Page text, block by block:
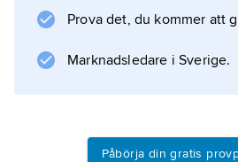
och är undertill förbundet
det spongiösa
under dentinet. Det är också
Prova det, du kommer att
Marknadsledare i Sverige.
Påbörja din gratis